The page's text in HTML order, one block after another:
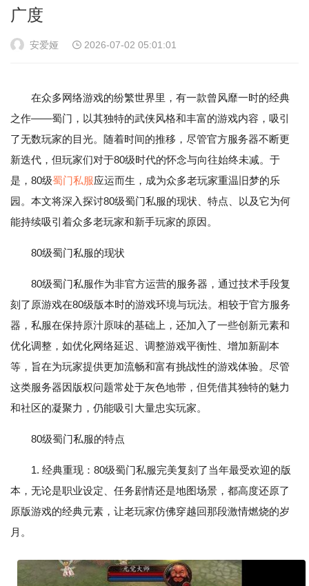
广度
安爱娅 2026-07-02 05:01:01
在众多网络游戏的纷繁世界里，有一款曾风靡一时的经典
之作——蜀门，以其独特的武侠风格和丰富的游戏内容，吸引
了无数玩家的目光。随着时间的推移，尽管官方服务器不断更
新迭代，但玩家们对于80级时代的怀念与向往始终未减。于
是，80级蜀门私服应运而生，成为众多老玩家重温旧梦的乐
园。本文将深入探讨80级蜀门私服的现状、特点、以及它为何
能持续吸引着众多老玩家和新手玩家的原因。
80级蜀门私服的现状
80级蜀门私服作为非官方运营的服务器，通过技术手段复
刻了原游戏在80级版本时的游戏环境与玩法。相较于官方服务
器，私服在保持原汁原味的基础上，还加入了一些创新元素和
优化调整，如优化网络延迟、调整游戏平衡性、增加新副本
等，旨在为玩家提供更加流畅和富有挑战性的游戏体验。尽管
这类服务器因版权问题常处于灰色地带，但凭借其独特的魅力
和社区的凝聚力，仍能吸引大量忠实玩家。
80级蜀门私服的特点
1. 经典重现：80级蜀门私服完美复刻了当年最受欢迎的版
本，无论是职业设定、任务剧情还是地图场景，都高度还原了
原版游戏的经典元素，让老玩家仿佛穿越回那段激情燃烧的岁
月。